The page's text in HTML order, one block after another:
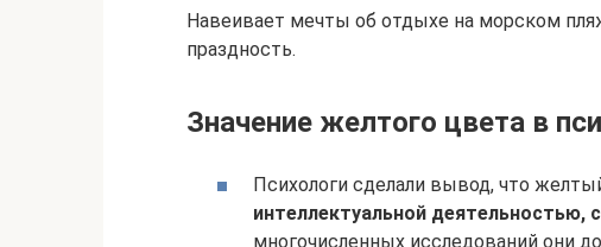
Навеивает мечты об отдыхе на морском
праздность.
Значение желтого цвета в
Психологи сделали вывод, что
интеллектуальной деятельностью,
многочисленных исследований они